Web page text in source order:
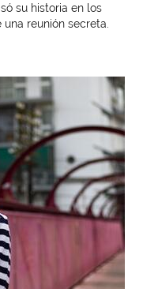
su historia en los
reunión secreta.